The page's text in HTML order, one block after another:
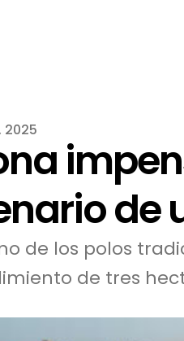
2025
de
de los polos
de tres